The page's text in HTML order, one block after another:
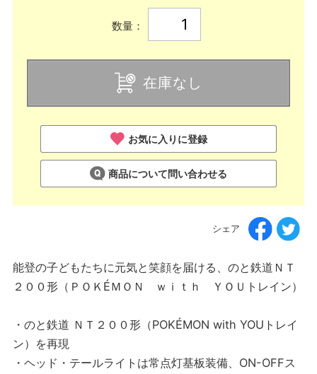
数量：
在庫なし
お気に入りに登録
商品について問い合わせる
シェア
能登の子どもたちに元気と笑顔を届ける、のと鉄道ＮＴ
２００形（ＰＯＫÉＭＯＮ ｗｉｔｈ ＹＯＵトレイン）
・のと鉄道 ＮＴ２００形（POKÉMON with YOUトレイ
ン）を再現
・ヘッド・テールライトは常点灯基板装備、ON-OFFス